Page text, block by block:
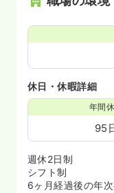
休日・休暇詳細
年間
95
週休2日制
シフト制
6ヶ月経過後の年